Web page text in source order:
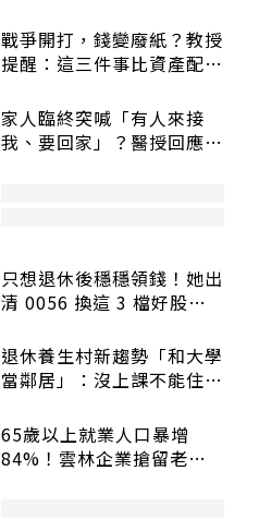
戰爭開打，錢變廢紙？教授
提醒：這三件事比資產配置
家人臨終突喊「有人來接
我、要回家」？醫授回應方
只想退休後穩穩領錢！她出
清 0056 換這 3 檔好股：
退休養生村新趨勢「和大學
當鄰居」：沒上課不能住、
65歲以上就業人口暴增
84%！雲林企業搶留老員